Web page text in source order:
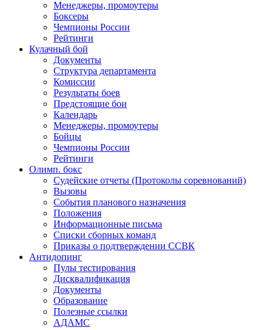
Менеджеры, промоутеры
Боксеры
Чемпионы России
Рейтинги
Кулачный бой
Документы
Структура департамента
Комиссии
Результаты боев
Предстоящие бои
Календарь
Менеджеры, промоутеры
Бойцы
Чемпионы России
Рейтинги
Олимп. бокс
Судейские отчеты (Протоколы соревнований)
Вызовы
События планового назначения
Положения
Информационные письма
Списки сборных команд
Приказы о подтверждении ССВК
Антидопинг
Пулы тестирования
Дисквалификация
Документы
Образование
Полезные ссылки
АДАМС